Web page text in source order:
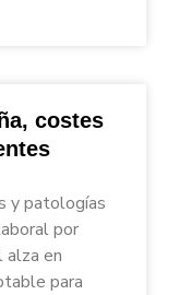
costes
y patologías
por
alza en
para